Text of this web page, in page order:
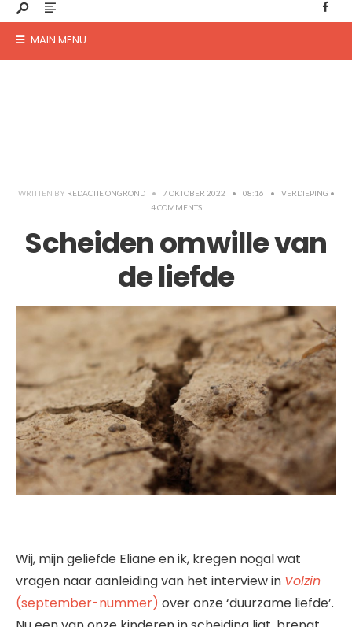
MAIN MENU
WRITTEN BY REDACTIE ONGROND • 7 OKTOBER 2022 • 08:16 • VERDIEPING •
4 COMMENTS
Scheiden omwille van
de liefde
Wij, mijn geliefde Eliane en ik, kregen nogal wat
vragen naar aanleiding van het interview in Volzin
(september-nummer) over onze ‘duurzame liefde’.